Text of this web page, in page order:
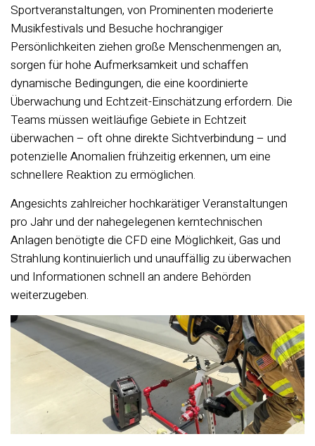
Sportveranstaltungen, von Prominenten moderierte
Musikfestivals und Besuche hochrangiger
Persönlichkeiten ziehen große Menschenmengen an,
sorgen für hohe Aufmerksamkeit und schaffen
dynamische Bedingungen, die eine koordinierte
Überwachung und Echtzeit-Einschätzung erfordern. Die
Teams müssen weitläufige Gebiete in Echtzeit
überwachen – oft ohne direkte Sichtverbindung – und
potenzielle Anomalien frühzeitig erkennen, um eine
schnellere Reaktion zu ermöglichen.
Angesichts zahlreicher hochkarätiger Veranstaltungen
pro Jahr und der nahegelegenen kerntechnischen
Anlagen benötigte die CFD eine Möglichkeit, Gas und
Strahlung kontinuierlich und unauffällig zu überwachen
und Informationen schnell an andere Behörden
weiterzugeben.